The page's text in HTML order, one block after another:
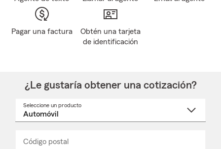
Pagar una factura
Obtén una tarjeta
de identificación
¿Le gustaría obtener una cotización?
Seleccione un producto
Código postal
_____